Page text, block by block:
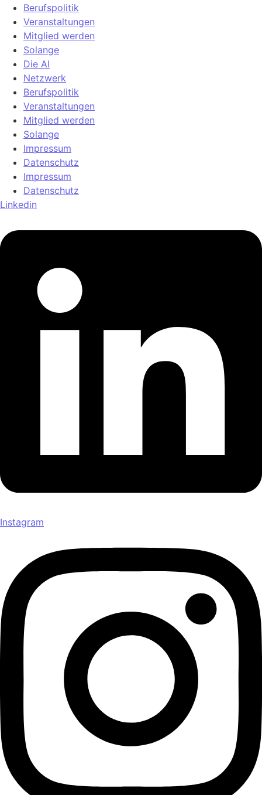
Berufspolitik
Veranstaltungen
Mitglied werden
Solange
Die AI
Netzwerk
Berufspolitik
Veranstaltungen
Mitglied werden
Solange
Impressum
Datenschutz
Impressum
Datenschutz
Linkedin
Instagram